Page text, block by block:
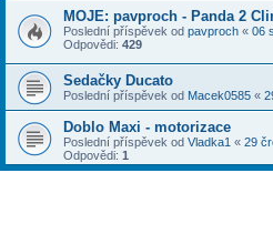
MOJE: pavproch - Panda 2
Poslední příspěvek od pavproch « 06
Odpovědi: 429
Sedačky Ducato
Poslední příspěvek od Macek0585 «
Doblo Maxi - motorizace
Poslední příspěvek od Vladka1 « 29
Odpovědi: 1